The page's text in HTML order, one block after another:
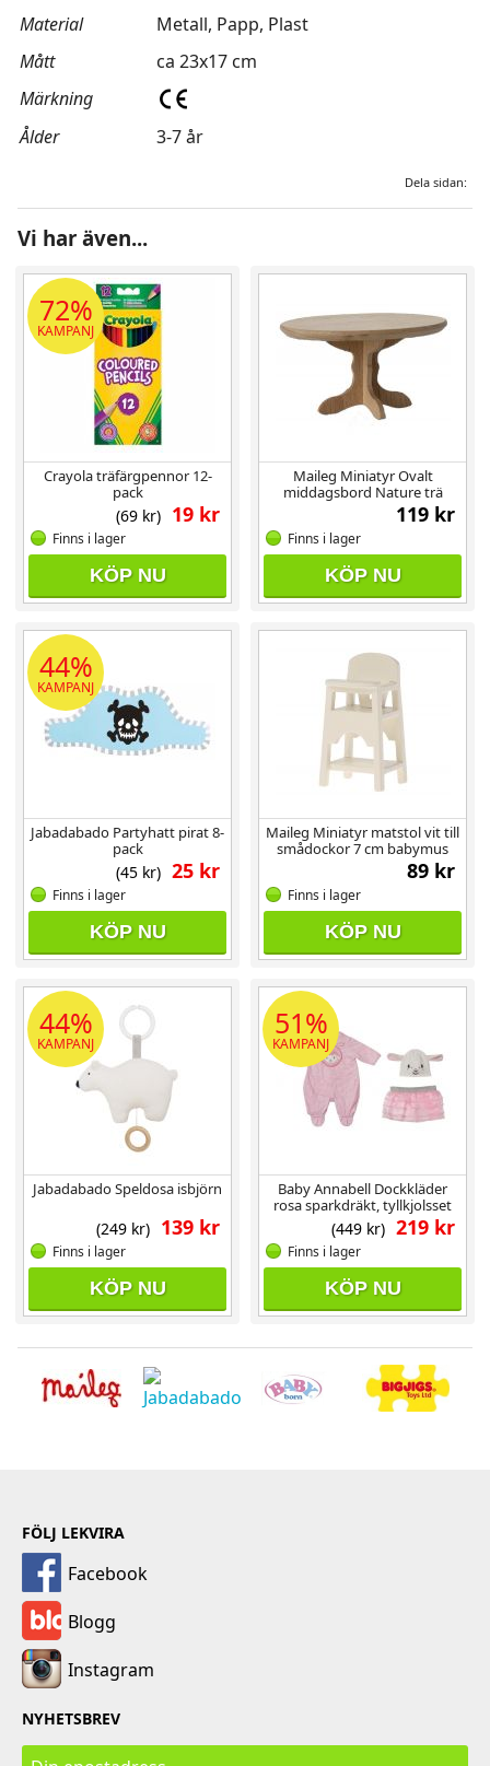
Material
Metall, Papp, Plast
Mått
ca 23x17 cm
Märkning
Ålder
3-7 år
Dela sidan:
Vi har även...
72%
KAMPANJ
Crayola träfärgpennor 12-
pack
19 kr
(69 kr)
Finns i lager
KÖP NU
Maileg Miniatyr Ovalt
middagsbord Nature trä
119 kr
Finns i lager
KÖP NU
44%
KAMPANJ
Jabadabado Partyhatt pirat 8-
pack
25 kr
(45 kr)
Finns i lager
KÖP NU
Maileg Miniatyr matstol vit till
smådockor 7 cm babymus
89 kr
Finns i lager
KÖP NU
44%
KAMPANJ
Jabadabado Speldosa isbjörn
139 kr
(249 kr)
Finns i lager
KÖP NU
51%
KAMPANJ
Baby Annabell Dockkläder
rosa sparkdräkt, tyllkjolsset
39-46 cm
219 kr
(449 kr)
Finns i lager
KÖP NU
FÖLJ LEKVIRA
Facebook
Blogg
Instagram
NYHETSBREV